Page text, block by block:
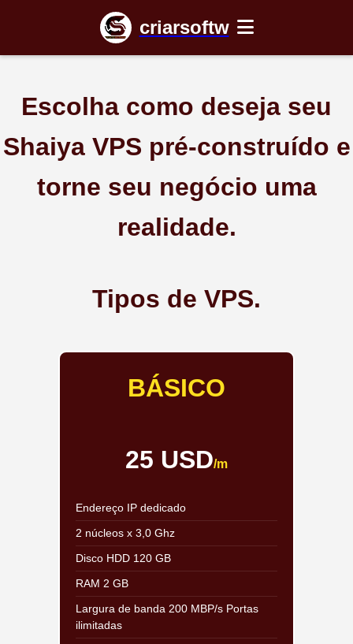
criarsoftw
Escolha como deseja seu
Shaiya VPS pré-construído e
torne seu negócio uma
realidade.
Tipos de VPS.
BÁSICO
25 USD/m
Endereço IP dedicado
2 núcleos x 3,0 Ghz
Disco HDD 120 GB
RAM 2 GB
Largura de banda 200 MBP/s Portas
ilimitadas